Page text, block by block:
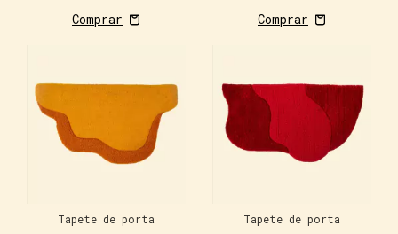
Tapete de porta
Tapete de porta